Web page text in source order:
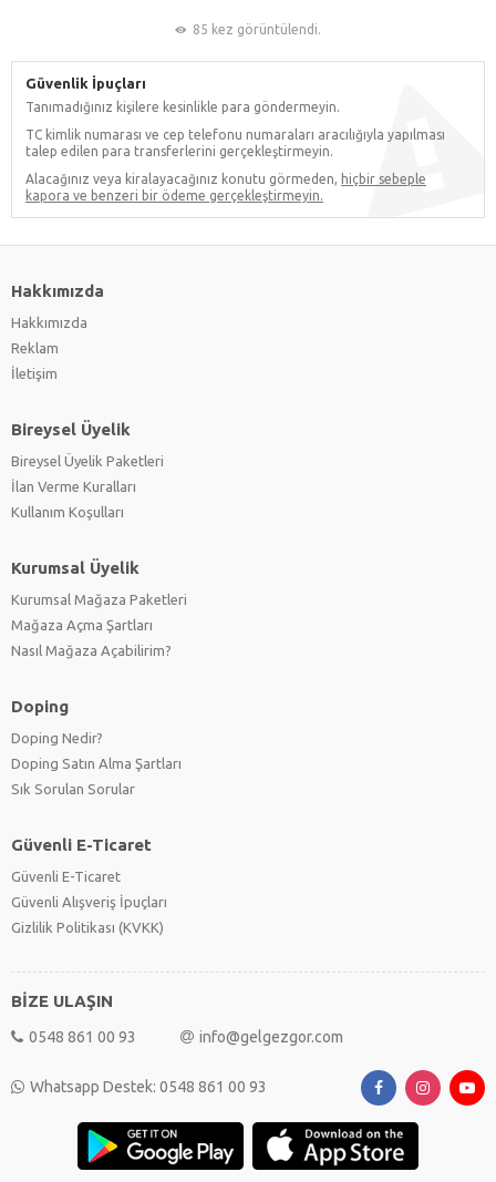
85 kez görüntülendi.
Güvenlik İpuçları
Tanımadığınız kişilere kesinlikle para göndermeyin.
TC kimlik numarası ve cep telefonu numaraları aracılığıyla yapılması
talep edilen para transferlerini gerçekleştirmeyin.
Alacağınız veya kiralayacağınız konutu görmeden, hiçbir sebeple
kapora ve benzeri bir ödeme gerçekleştirmeyin.
Hakkımızda
Hakkımızda
Reklam
İletişim
Bireysel Üyelik
Bireysel Üyelik Paketleri
İlan Verme Kuralları
Kullanım Koşulları
Kurumsal Üyelik
Kurumsal Mağaza Paketleri
Mağaza Açma Şartları
Nasıl Mağaza Açabilirim?
Doping
Doping Nedir?
Doping Satın Alma Şartları
Sık Sorulan Sorular
Güvenli E-Ticaret
Güvenli E-Ticaret
Güvenli Alışveriş İpuçları
Gizlilik Politikası (KVKK)
BİZE ULAŞIN
0548 861 00 93 info@gelgezgor.com
Whatsapp Destek: 0548 861 00 93